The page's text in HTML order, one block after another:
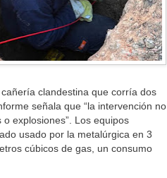
clandestina que corría dos
señala que “la intervención no
explosiones”. Los equipos
usado por la metalúrgica en 3
cúbicos de gas, un consumo